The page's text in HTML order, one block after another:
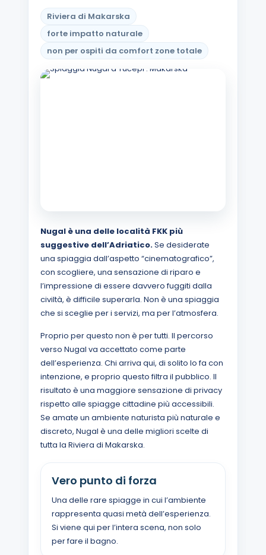
Riviera di Makarska
forte impatto naturale
non per ospiti da comfort zone totale
Nugal è una delle località FKK più
suggestive dell’Adriatico.Se desiderate
una spiaggia dall’aspetto “cinematografico”,
con scogliere, una sensazione di riparo e
l’impressione di essere davvero fuggiti dalla
civiltà, è difficile superarla. Non è una spiaggia
che si sceglie per i servizi, ma per l’atmosfera.
Proprio per questo non è per tutti. Il percorso
verso Nugal va accettato come parte
dell’esperienza. Chi arriva qui, di solito lo fa con
intenzione, e proprio questo filtra il pubblico. Il
risultato è una maggiore sensazione di privacy
rispetto alle spiagge cittadine più accessibili.
Se amate un ambiente naturista più naturale e
discreto, Nugal è una delle migliori scelte di
tutta la Riviera di Makarska.
Vero punto di forza
Una delle rare spiagge in cui l’ambiente
rappresenta quasi metà dell’esperienza.
Si viene qui per l’intera scena, non solo
per fare il bagno.